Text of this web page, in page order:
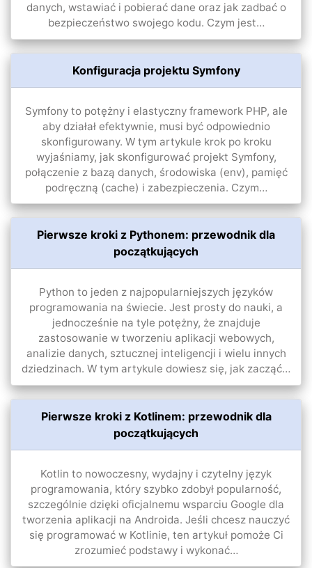
danych, wstawiać i pobierać dane oraz jak zadbać o
bezpieczeństwo swojego kodu. Czym jest…
Konfiguracja projektu Symfony
Symfony to potężny i elastyczny framework PHP, ale
aby działał efektywnie, musi być odpowiednio
skonfigurowany. W tym artykule krok po kroku
wyjaśniamy, jak skonfigurować projekt Symfony,
połączenie z bazą danych, środowiska (env), pamięć
podręczną (cache) i zabezpieczenia. Czym…
Pierwsze kroki z Pythonem: przewodnik dla
początkujących
Python to jeden z najpopularniejszych języków
programowania na świecie. Jest prosty do nauki, a
jednocześnie na tyle potężny, że znajduje
zastosowanie w tworzeniu aplikacji webowych,
analizie danych, sztucznej inteligencji i wielu innych
dziedzinach. W tym artykule dowiesz się, jak zacząć…
Pierwsze kroki z Kotlinem: przewodnik dla
początkujących
Kotlin to nowoczesny, wydajny i czytelny język
programowania, który szybko zdobył popularność,
szczególnie dzięki oficjalnemu wsparciu Google dla
tworzenia aplikacji na Androida. Jeśli chcesz nauczyć
się programować w Kotlinie, ten artykuł pomoże Ci
zrozumieć podstawy i wykonać…